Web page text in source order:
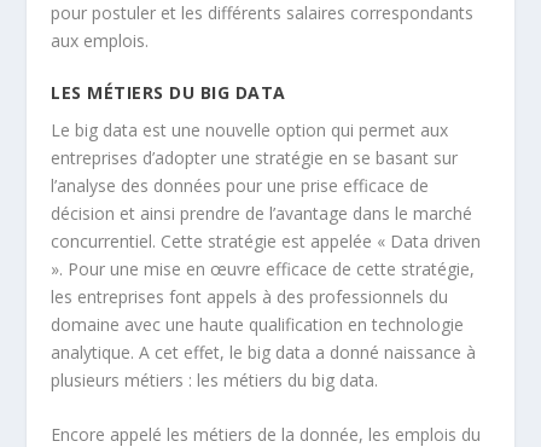
pour postuler et les différents salaires correspondants
aux emplois.
LES MÉTIERS DU BIG DATA
Le big data est une nouvelle option qui permet aux
entreprises d’adopter une stratégie en se basant sur
l’analyse des données pour une prise efficace de
décision et ainsi prendre de l’avantage dans le marché
concurrentiel. Cette stratégie est appelée « Data driven
». Pour une mise en œuvre efficace de cette stratégie,
les entreprises font appels à des professionnels du
domaine avec une haute qualification en technologie
analytique. A cet effet, le big data a donné naissance à
plusieurs métiers : les métiers du big data.
Encore appelé les métiers de la donnée, les emplois du